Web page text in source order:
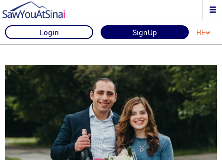
Login SignUp HE